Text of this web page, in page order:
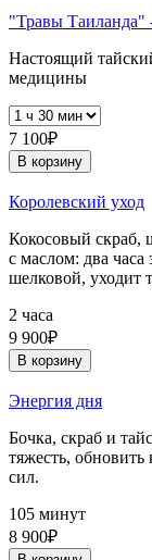
"Травы Таиланда"
Настоящий
медицины
7 100₽
В корзину
Королевский уход
Кокосовый скраб,
с маслом: два часа
шелковой, уходит
2 часа
9 900₽
В корзину
Энергия дня
Бочка, скраб и
тяжесть,
сил.
105 минут
8 900₽